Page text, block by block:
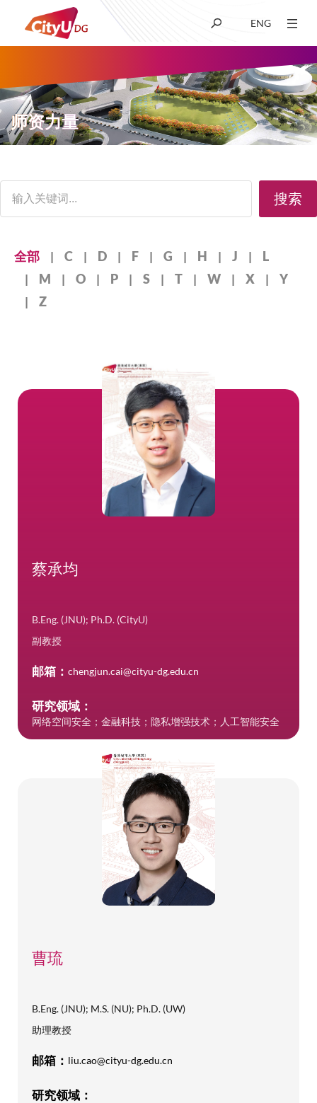
ENG
学术
科研
学生生活
新闻及媒体
校历
师资力量
面
包
屑
搜索
首
字
母
过
Alphabet：
全部 C D F G H J
L
M
O P S T W X
Y
Z
蔡承均
B.Eng. (JNU); Ph.D. (CityU)
副教授
邮箱： chengjun.cai@cityu-dg.edu.cn
研究领域：
网络空间安全；金融科技；隐私增强技术；人工智能安全
曹琉
B.Eng. (JNU); M.S. (NU); Ph.D. (UW)
助理教授
邮箱： liu.cao@cityu-dg.edu.cn
研究领域：